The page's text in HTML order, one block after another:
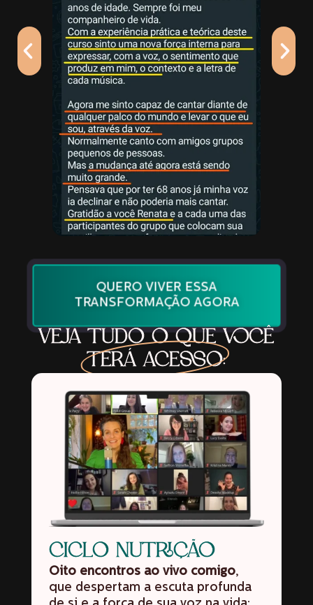
QUERO VIVER ESSA
TRANSFORMAÇÃO AGORA
VEJA TUDO O QUE VOCÊ
TERÁ ACESSO:
CICLO NUTRIÇÃO
Oito encontros ao vivo comigo,
que despertam a escuta profunda